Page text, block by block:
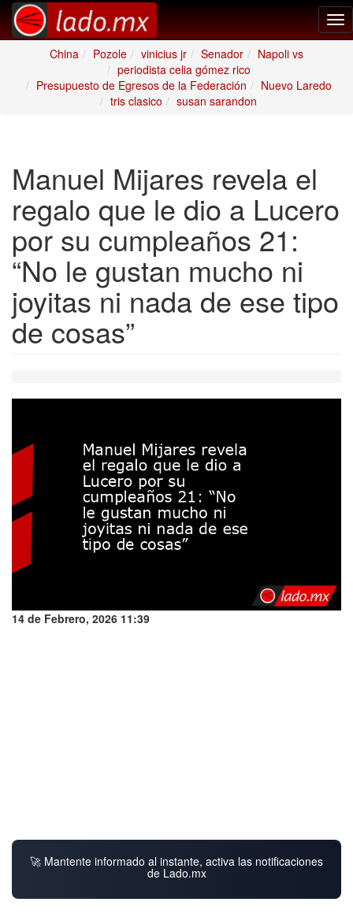
China
Pozole vinicius jr Senador
Napoli vs
periodista celia gómez rico
Presupuesto de Egresos de la Federación
Nuevo Laredo
tris clasico
susan sarandon
Manuel Mijares revela el
regalo que le dio a Lucero
por su cumpleaños 21:
“No le gustan mucho ni
joyitas ni nada de ese tipo
de cosas”
14 de Febrero, 2026 11:39
🚀 Mantente informado al instante, activa las notificaciones
de Lado.mx